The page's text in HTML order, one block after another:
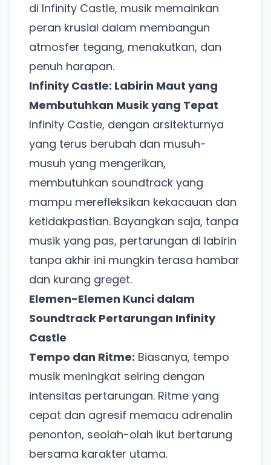
di Infinity Castle, musik memainkan
peran krusial dalam membangun
atmosfer tegang, menakutkan, dan
penuh harapan.
Infinity Castle: Labirin Maut yang
Membutuhkan Musik yang Tepat
Infinity Castle, dengan arsitekturnya
yang terus berubah dan musuh-
musuh yang mengerikan,
membutuhkan soundtrack yang
mampu merefleksikan kekacauan dan
ketidakpastian. Bayangkan saja, tanpa
musik yang pas, pertarungan di labirin
tanpa akhir ini mungkin terasa hambar
dan kurang greget.
Elemen-Elemen Kunci dalam
Soundtrack Pertarungan Infinity
Castle
Tempo dan Ritme: Biasanya, tempo
musik meningkat seiring dengan
intensitas pertarungan. Ritme yang
cepat dan agresif memacu adrenalin
penonton, seolah-olah ikut bertarung
bersama karakter utama.